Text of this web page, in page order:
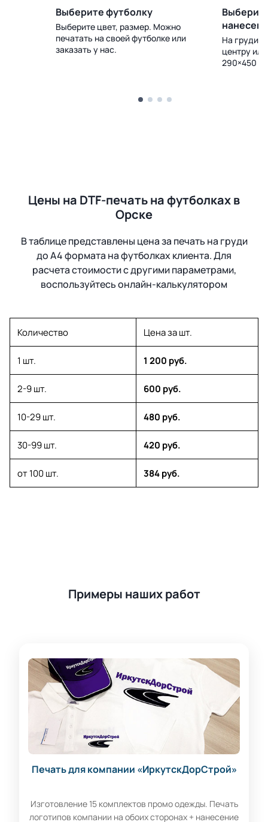
Выберите футболку
Выберите цвет, размер. Можно
печатать на своей футболке или
заказать у нас.
На груди,
центру
290×450
Цены на DTF-печать на футболках в
Орске
В таблице представлены цена за печать на груди
до А4 формата на футболках клиента. Для
расчета стоимости с другими параметрами,
воспользуйтесь онлайн-калькулятором
Количество Цена за шт.
1 шт. 1 200 руб.
2-9 шт. 600 руб.
10-29 шт. 480 руб.
30-99 шт. 420 руб.
от 100 шт. 384 руб.
Примеры наших работ
Печать для компании «ИркутскДорСтрой»
Изготовление 15 комплектов промо одежды. Печать
логотипов компании на обоих сторонах + нанесение